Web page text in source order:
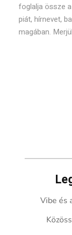
foglalja össze
piát, hírnevet,
magában.
Vibe és